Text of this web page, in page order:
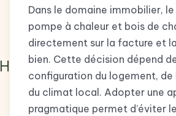
Dans le domaine immobilier,
pompe à chaleur et bois de
directement sur la facture et la
bien. Cette décision dépend
configuration du logement, de
du climat local. Adopter une
pragmatique permet d’éviter